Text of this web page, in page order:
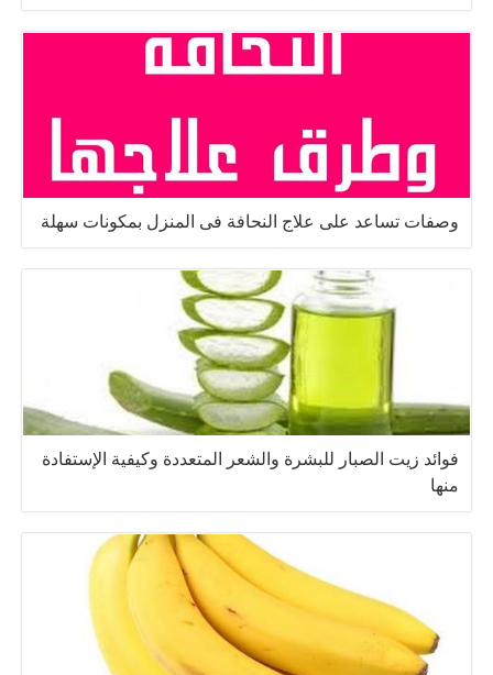
وصفات تساعد على علاج النحافة فى المنزل بمكونات سهلة
فوائد زيت الصبار للبشرة والشعر المتعددة وكيفية الإستفادة
منها